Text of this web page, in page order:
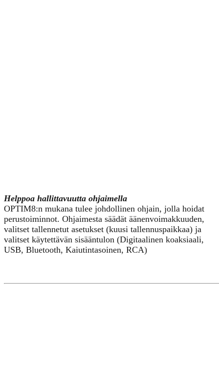
Helppoa hallittavuutta ohjaimella
OPTIM8:n mukana tulee johdollinen ohjain, jolla hoidat
perustoiminnot. Ohjaimesta säädät äänenvoimakkuuden,
valitset tallennetut asetukset (kuusi tallennuspaikkaa) ja
valitset käytettävän sisääntulon (Digitaalinen koaksiaali,
USB, Bluetooth, Kaiutintasoinen, RCA)